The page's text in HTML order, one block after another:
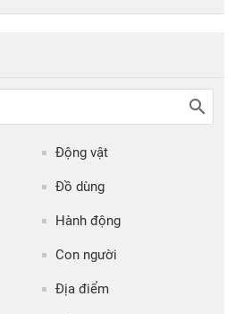
Động vật
Đồ dùng
Hành động
Con người
Địa điểm